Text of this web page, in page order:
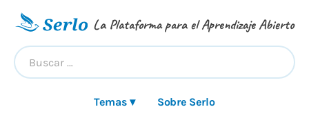
La Plataforma para el Aprendizaje Abierto
Temas ▾ Sobre Serlo